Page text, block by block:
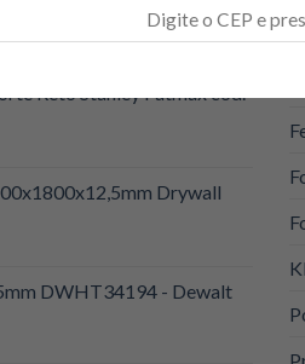
Reto Stanley Fatmax cod.
Drywall
DWHT34194 - Dewalt